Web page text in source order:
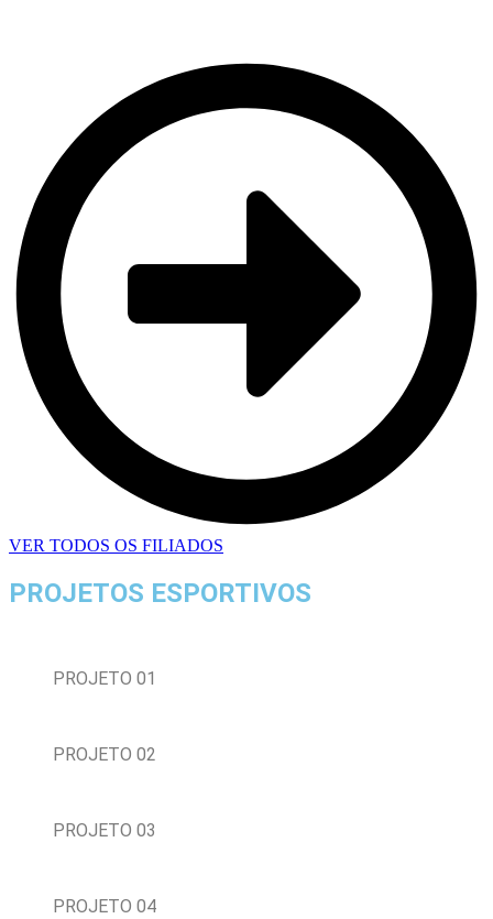
VER TODOS OS FILIADOS
PROJETOS ESPORTIVOS
PROJETO 01
PROJETO 02
PROJETO 03
PROJETO 04